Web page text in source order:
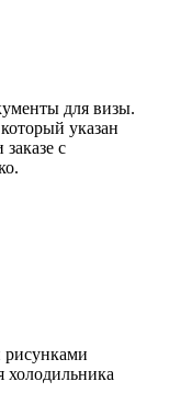
для визы.
указан
с
холодильника